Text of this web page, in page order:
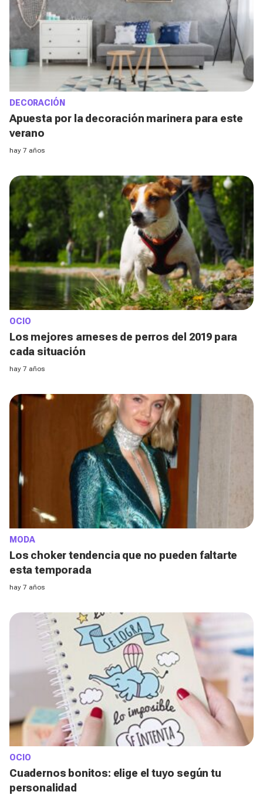
DECORACIÓN
Apuesta por la decoración marinera para este
verano
hay 7 años
OCIO
Los mejores arneses de perros del 2019 para
cada situación
hay 7 años
MODA
Los choker tendencia que no pueden faltarte
esta temporada
hay 7 años
OCIO
Cuadernos bonitos: elige el tuyo según tu
personalidad